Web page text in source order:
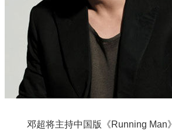
邓超将主持中国版《Running Man》